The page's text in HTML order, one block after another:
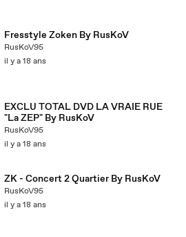
Fresstyle Zoken By RusKoV
RusKoV95
il y a 18 ans
EXCLU TOTAL DVD LA VRAIE RUE
"La ZEP" By RusKoV
RusKoV95
il y a 18 ans
ZK - Concert 2 Quartier By RusKoV
RusKoV95
il y a 18 ans